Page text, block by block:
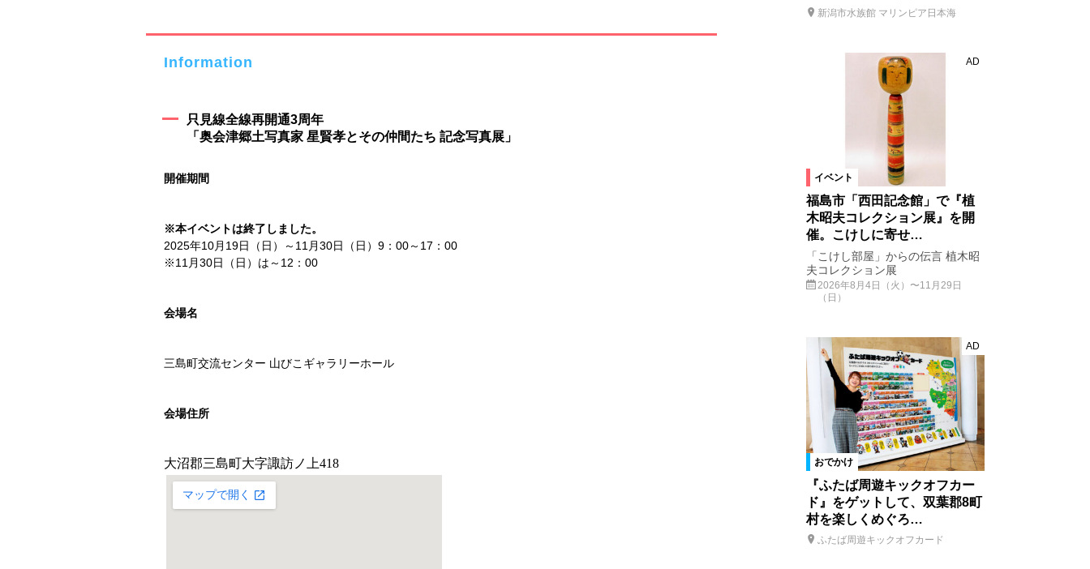
Information
只見線全線再開通3周年
「奥会津郷土写真家 星賢孝とその仲間たち 記念写真展」
開催期間
※本イベントは終了しました。
2025年10月19日（日）～11月30日（日）9：00～17：00
※11月30日（日）は～12：00
会場名
三島町交流センター 山びこギャラリーホール
会場住所
新潟市水族館 マリンピア日本海
イベント
AD
福島市「西田記念館」で『植
木昭夫コレクション展』を開
催。こけしに寄せ…
「こけし部屋」からの伝言 植木昭
夫コレクション展
2026年8月4日（火）〜11月29日
（日）
おでかけ
AD
『ふたば周遊キックオフカー
ド』をゲットして、双葉郡8町
村を楽しくめぐろ…
ふたば周遊キックオフカード